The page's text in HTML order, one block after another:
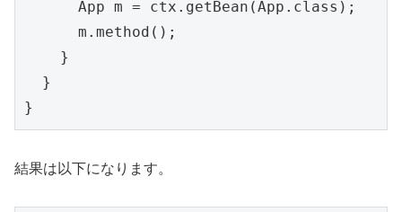
      App m = ctx.getBean(App.class);
      m.method();
    }
  }
}
結果は以下になります。